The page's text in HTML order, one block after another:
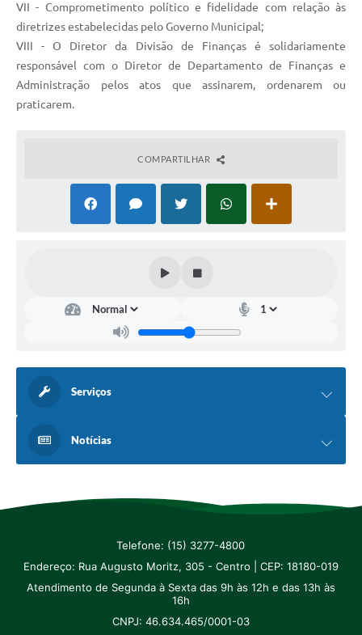
Contas Públicas
Licitações
Concursos
Diário Oficial
Contato
VII - Comprometimento político e fidelidade com relação às
diretrizes estabelecidas pelo Governo Municipal;
VIII - O Diretor da Divisão de Finanças é solidariamente
responsável com o Diretor de Departamento de Finanças e
Administração pelos atos que assinarem, ordenarem ou
praticarem.
COMPARTILHAR
Serviços
Notícias
Telefone: (15) 3277-4800
Endereço: Rua Augusto Moritz, 305 - Centro | CEP: 18180-019
Atendimento de Segunda à Sexta das 9h às 12h e das 13h às
16h
CNPJ: 46.634.465/0001-03